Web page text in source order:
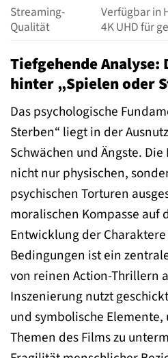
Streaming-
Qualität
Verfügbar in
4K UHD für
Tiefgehende Analyse:
hinter „Spielen oder
Das psychologische
Sterben“ liegt in der
Schwächen und Ängste.
nicht nur physischen,
psychischen Torturen
moralischen Kompasse auf
Entwicklung der
Bedingungen ist ein
von reinen Action-Thrillern
Inszenierung nutzt
und symbolische
Themen des Films zu